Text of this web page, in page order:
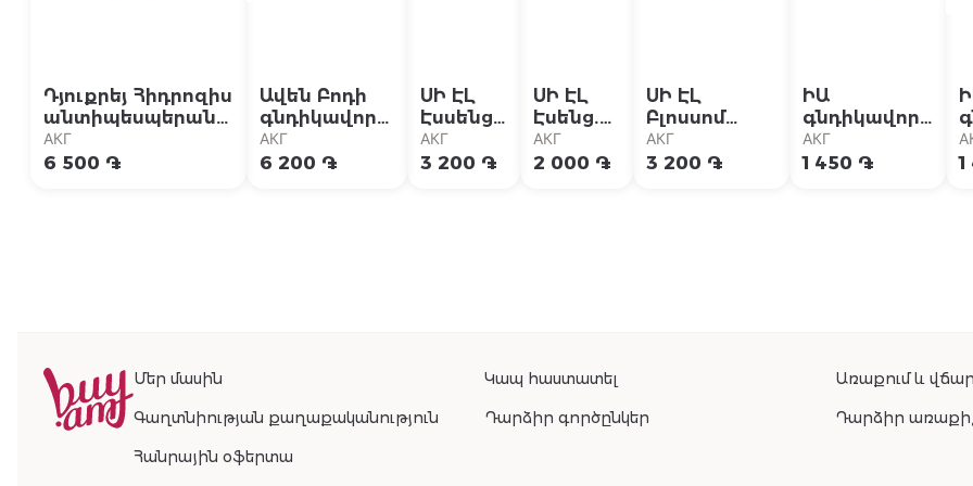
Դյուքրեյ Հիդրոզիս
անտիպեսպերանտ
40մլ
АКГ
6 500 ֏
Ավեն Բոդի
գնդիկավոր
դեզոդորանտ
24ժ 50մլ
АКГ
6 200 ֏
ՍԻ ԷԼ
Էսսենց․
Ֆրեշ
հոտազ․
АКГ
3 200 ֏
ՍԻ ԷԼ
Էսենց․
Ֆրեշ
հոտազ․
АКГ
2 000 ֏
ՍԻ ԷԼ
Բլոսսոմ
հոտազերծիչ
սփրեյ ա/
АКГ
3 200 ֏
ԻԱ
գնդիկավոր
հոտազերծիչ
Մետաքս 24ժ
АКГ
1 450 ֏
Մեր մասին Կապ հաստատել
Առաքում և
Գաղտնիության քաղաքականություն
Դարձիր գործընկեր
Դարձիր
Հանրային օֆերտա